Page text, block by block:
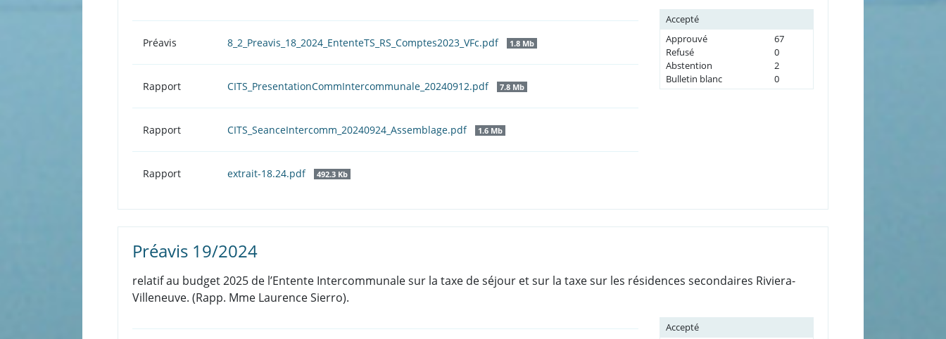
Préavis 8_2_Preavis_18_2024_EntenteTS_RS_Comptes2023_VFc.pdf 1.8 Mb
Rapport CITS_PresentationCommIntercommunale_20240912.pdf 7.8 Mb
Rapport CITS_SeanceIntercomm_20240924_Assemblage.pdf 1.6 Mb
Rapport extrait-18.24.pdf 492.3 Kb
Accepté
Approuvé
67
Refusé
0
Abstention
2
Bulletin blanc
0
Préavis 19/2024
relatif au budget 2025 de l’Entente Intercommunale sur la taxe de séjour et sur la taxe sur les résidences secondaires Riviera-
Villeneuve. (Rapp. Mme Laurence Sierro).
Accepté